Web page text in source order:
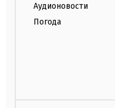
Аудионовости
Погода